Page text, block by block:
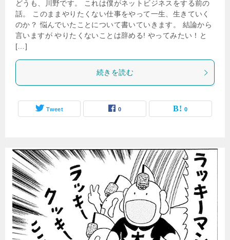
どうも、川野です。 これは僕がネットビジネスをする前の
話。 このままやりたくない仕事をやって一生、生きていく
のか？ 悩んでいたことについて書いていきます。 結論から
言いますが やりたくないことは辞める! やってみたい！と
[…]
続きを読む
Tweet 0 0